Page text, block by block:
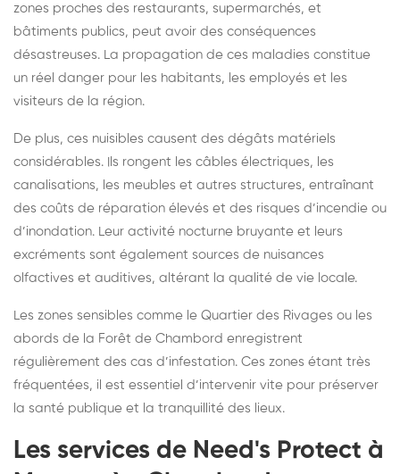
zones proches des restaurants, supermarchés, et
bâtiments publics, peut avoir des conséquences
désastreuses. La propagation de ces maladies constitue
un réel danger pour les habitants, les employés et les
visiteurs de la région.
De plus, ces nuisibles causent des dégâts matériels
considérables. Ils rongent les câbles électriques, les
canalisations, les meubles et autres structures, entraînant
des coûts de réparation élevés et des risques d’incendie ou
d’inondation. Leur activité nocturne bruyante et leurs
excréments sont également sources de nuisances
olfactives et auditives, altérant la qualité de vie locale.
Les zones sensibles comme le Quartier des Rivages ou les
abords de la Forêt de Chambord enregistrent
régulièrement des cas d’infestation. Ces zones étant très
fréquentées, il est essentiel d’intervenir vite pour préserver
la santé publique et la tranquillité des lieux.
Les services de Need's Protect à